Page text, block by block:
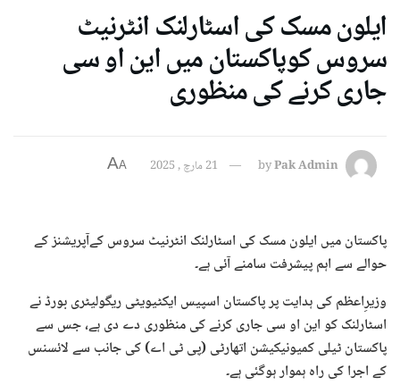
ایلون مسک کی اسٹارلنک انٹرنیٹ
سروس کوپاکستان میں این او سی
جاری کرنے کی منظوری
byPak Admin 21 مارچ , 2025 A
A
پاکستان میں ایلون مسک کی اسٹارلنک انٹرنیٹ سروس کےآپریشنز کے
حوالے سے اہم پیشرفت سامنے آئی ہے۔
وزیرِاعظم کی ہدایت پر پاکستان اسپیس ایکٹیویٹی ریگولیٹری بورڈ نے
اسٹارلنک کو این او سی جاری کرنے کی منظوری دے دی ہے، جس سے
پاکستان ٹیلی کمیونیکیشن اتھارٹی (پی ٹی اے) کی جانب سے لائسنس
کے اجرا کی راہ ہموار ہوگئی ہے۔